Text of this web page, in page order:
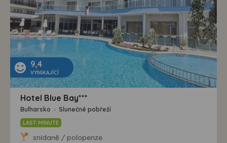
9,4
VYNIKAJÍCÍ
Hotel Blue Bay***
Bulharsko > Slunečné pobřeží
LAST MINUTE
snídaně / polopenze